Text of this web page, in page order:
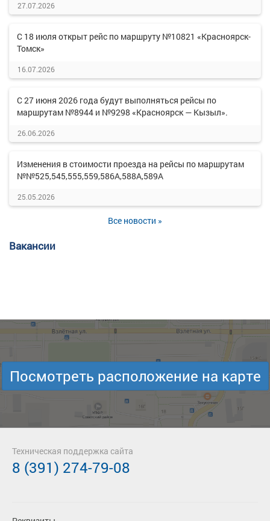
27.07.2026
С 18 июля открыт рейс по маршруту №10821 «Красноярск-
Томск»
16.07.2026
С 27 июня 2026 года будут выполняться рейсы по
маршрутам №8944 и №9298 «Красноярск — Кызыл».
26.06.2026
Изменения в стоимости проезда на рейсы по маршрутам
№№525,545,555,559,586А,588А,589А
25.05.2026
Все новости »
Вакансии
Посмотреть расположение на карте
Техническая поддержка сайта
8 (391) 274-79-08